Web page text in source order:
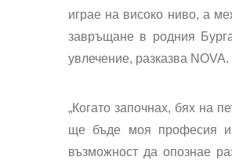
играе на високо ниво, а
завръщане в родния
увлечение, разказва NOVA.
„Когато започнах, бях на
ще бъде моя професия
възможност да опознае